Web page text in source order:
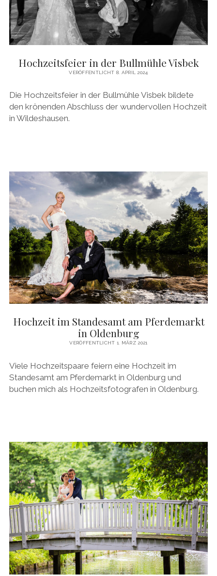
Hochzeitsfeier in der Bullmühle Visbek
VERÖFFENTLICHT 8. APRIL 2024
Die Hochzeitsfeier in der Bullmühle Visbek bildete
den krönenden Abschluss der wundervollen Hochzeit
in Wildeshausen.
Hochzeit im Standesamt am Pferdemarkt
in Oldenburg
VERÖFFENTLICHT 1. MÄRZ 2021
Viele Hochzeitspaare feiern eine Hochzeit im
Standesamt am Pferdemarkt in Oldenburg und
buchen mich als Hochzeitsfotografen in Oldenburg.